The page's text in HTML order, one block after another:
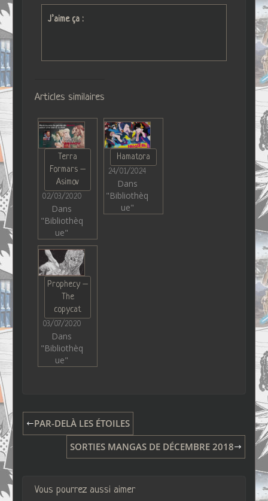
J’aime ça :
Articles similaires
Terra
Formars –
Asimov
02/03/2020
Dans
"Bibliothèq
ue"
Hamatora
24/01/2024
Dans
"Bibliothèq
ue"
Prophecy –
The
copycat
03/07/2020
Dans
"Bibliothèq
ue"
PAR-DELÀ LES ÉTOILES
SORTIES MANGAS DE DÉCEMBRE 2018
Vous pourrez aussi aimer